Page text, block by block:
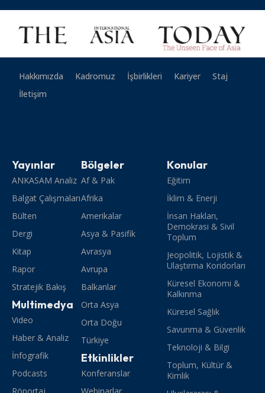
Hakkımızda Kadromuz İşbirlikleri Kariyer
Staj
İletişim
Yayınlar
ANKASAM Analiz
Balgat Çalışmaları
Bülten
Dergi
Kitap
Rapor
Stratejik Bakış
Multimedya
Video
Haber & Analiz
İnfografik
Podcasts
Röportaj
Bölgeler
Af & Pak
Afrika
Amerikalar
Asya & Pasifik
Avrasya
Avrupa
Balkanlar
Orta Asya
Orta Doğu
Türkiye
Etkinlikler
Konferanslar
Webinarlar
Konular
Eğitim
İklim & Enerji
İnsan Hakları,
Demokrasi & Sivil
Toplum
Jeopolitik, Lojistik &
Ulaştırma Koridorları
Küresel Ekonomi &
Kalkınma
Küresel Sağlık
Savunma & Güvenlik
Teknoloji & Bilgi
Toplum, Kültür &
Kimlik